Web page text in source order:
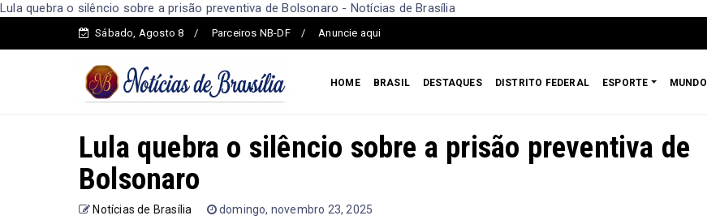
Lula quebra o silêncio sobre a prisão preventiva de Bolsonaro - Notícias de Brasília
Sábado, Agosto 8 Parceiros NB-DF Anuncie aqui
HOME BRASIL DESTAQUES DISTRITO FEDERAL ESPORTE MUNDO
Lula quebra o silêncio sobre a prisão preventiva de
Bolsonaro
Notícias de Brasília domingo, novembro 23, 2025